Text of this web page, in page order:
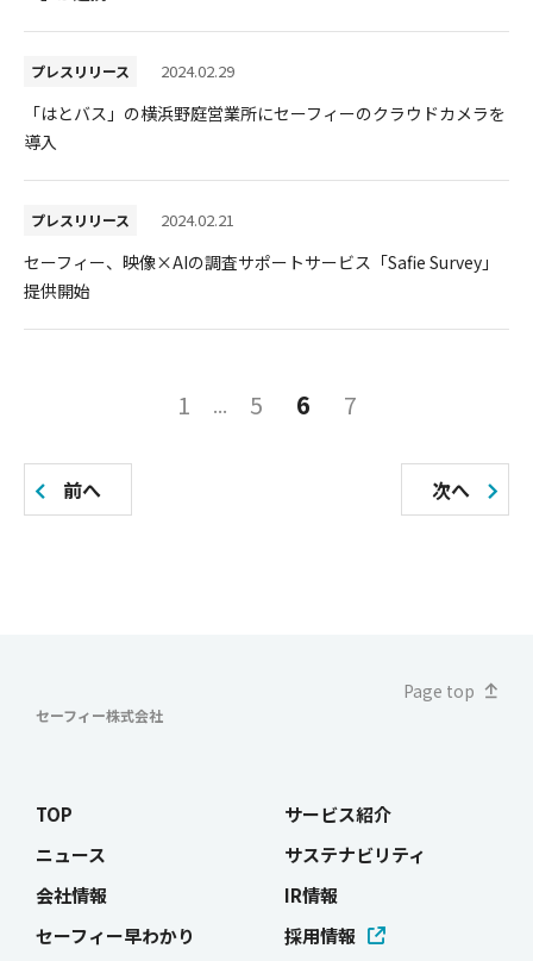
プレスリリース 2024.02.29
「はとバス」の横浜野庭営業所にセーフィーのクラウドカメラを
導入
プレスリリース 2024.02.21
セーフィー、映像×AIの調査サポートサービス「Safie Survey」
提供開始
の
り
前へ
1 5 6 7
次へ
セーフィー株式会社
Page top
TOP
ニュース
会社情報
セーフィー早わかり
サービス紹介
サステナビリティ
IR情報
採用情報